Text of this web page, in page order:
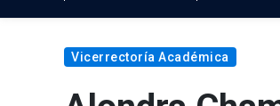
Vicerrectoría Académica